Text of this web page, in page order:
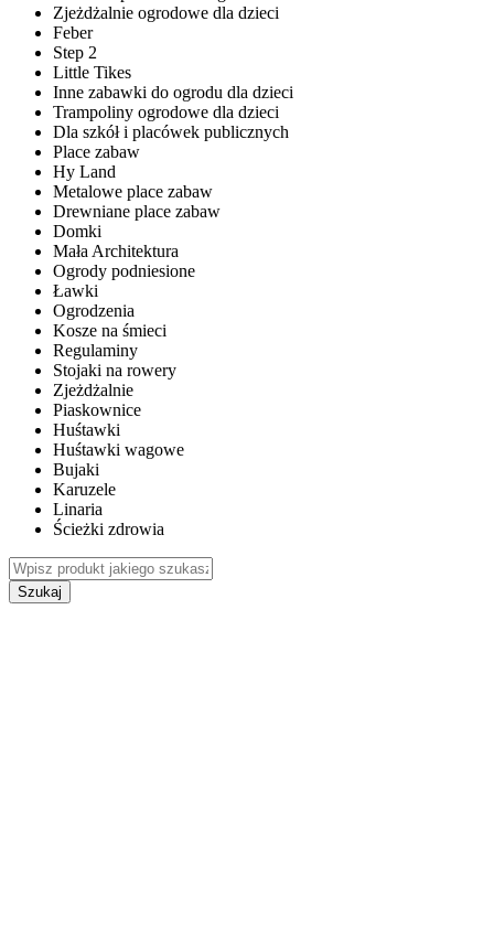
Zjeżdżalnie ogrodowe dla dzieci
Feber
Step 2
Little Tikes
Inne zabawki do ogrodu dla dzieci
Trampoliny ogrodowe dla dzieci
Dla szkół i placówek publicznych
Place zabaw
Hy Land
Metalowe place zabaw
Drewniane place zabaw
Domki
Mała Architektura
Ogrody podniesione
Ławki
Ogrodzenia
Kosze na śmieci
Regulaminy
Stojaki na rowery
Zjeżdżalnie
Piaskownice
Huśtawki
Huśtawki wagowe
Bujaki
Karuzele
Linaria
Ścieżki zdrowia
Szukaj